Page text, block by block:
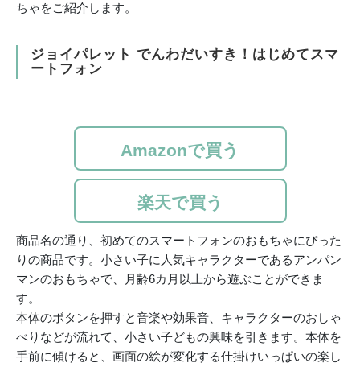
ちゃをご紹介します。
ジョイパレット でんわだいすき！はじめてスマ
ートフォン
Amazonで買う
楽天で買う
商品名の通り、初めてのスマートフォンのおもちゃにぴった
りの商品です。小さい子に人気キャラクターであるアンパン
マンのおもちゃで、月齢6カ月以上から遊ぶことができま
す。
本体のボタンを押すと音楽や効果音、キャラクターのおしゃ
べりなどが流れて、小さい子どもの興味を引きます。本体を
手前に傾けると、画面の絵が変化する仕掛けいっぱいの楽し